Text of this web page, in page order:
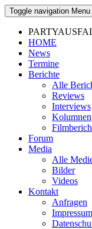
Toggle navigation Menu
HOME
News
Termine
Berichte
Alle
Reviews
Interviews
Kolumnen
Forum
Media
Alle
Bilder
Videos
Kontakt
Anfragen
Impressum